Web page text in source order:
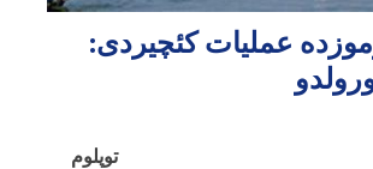
عملیات کئچیردی:
توپلوم